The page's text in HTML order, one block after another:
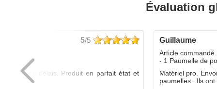
Évaluation
5/5
dans les délais. Produit en parfait état et
guillaume
Article commandé
- 1 Paumelle de
Matériel pro.
paumelles . Ils ont